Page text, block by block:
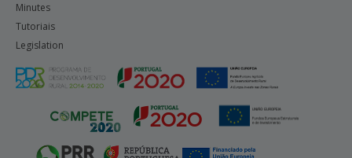
Minutes
Tutoriais
Legislation